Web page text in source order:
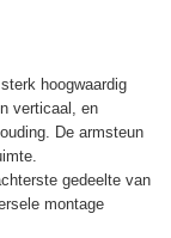
hoogwaardig
verticaal, en
De armsteun
gedeelte van
montage